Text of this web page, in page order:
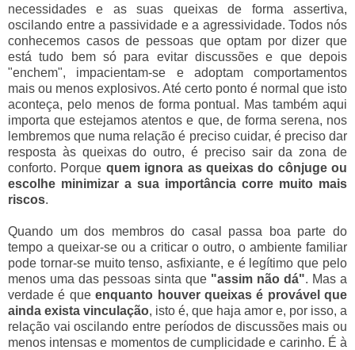
necessidades e as suas queixas de forma assertiva,
oscilando entre a passividade e a agressividade. Todos nós
conhecemos casos de pessoas que optam por dizer que
está tudo bem só para evitar discussões e que depois
"enchem", impacientam-se e adoptam comportamentos
mais ou menos explosivos. Até certo ponto é normal que isto
aconteça, pelo menos de forma pontual. Mas também aqui
importa que estejamos atentos e que, de forma serena, nos
lembremos que numa relação é preciso cuidar, é preciso dar
resposta às queixas do outro, é preciso sair da zona de
conforto. Porque quem ignora as queixas do cônjuge ou
escolhe minimizar a sua importância corre muito mais
riscos.
Quando um dos membros do casal passa boa parte do
tempo a queixar-se ou a criticar o outro, o ambiente familiar
pode tornar-se muito tenso, asfixiante, e é legítimo que pelo
menos uma das pessoas sinta que "assim não dá". Mas a
verdade é queenquanto houver queixas é provável que
ainda exista vinculação, isto é, que haja amor e, por isso, a
relação vai oscilando entre períodos de discussões mais ou
menos intensas e momentos de cumplicidade e carinho. É à